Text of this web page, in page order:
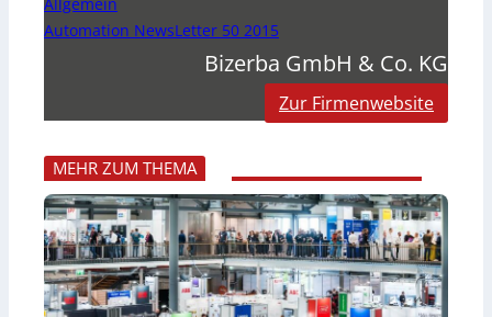
Automation NewsLetter 50 2015
Bizerba GmbH & Co. KG
Zur Firmenwebsite
MEHR ZUM THEMA